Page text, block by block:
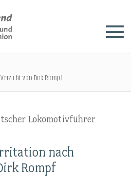
von Dirk Rompf
Lokomotivführer
nach
Rompf